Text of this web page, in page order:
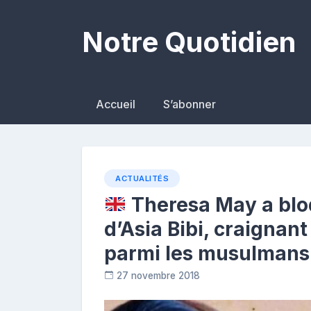
Notre Quotidien
Accueil S’abonner
ACTUALITÉS
Theresa May a
d’Asia Bibi,
parmi les
27 novembre 2018
o